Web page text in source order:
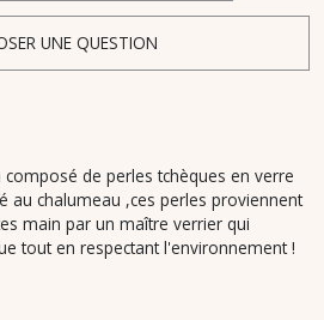
UNE QUESTION
de perles tchèques en verre
au chalumeau ,ces perles proviennent
main par un maître verrier qui
tout en respectant l'environnement !